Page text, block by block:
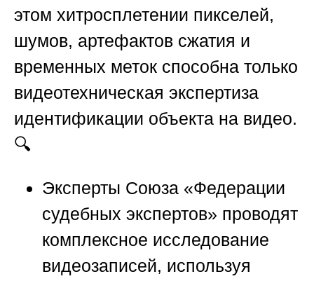
этом хитросплетении пикселей,
шумов, артефактов сжатия и
временных меток способна только
видеотехническая экспертиза
идентификации объекта на видео.
🔍
Эксперты Союза «Федерации
судебных экспертов» проводят
комплексное исследование
видеозаписей, используя